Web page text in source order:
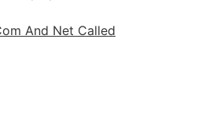
And Net Called